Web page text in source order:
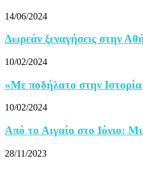
14/06/2024
Δωρεάν ξεναγήσεις στην
10/02/2024
«Με ποδήλατο στην
10/02/2024
Από το Αιγαίο στο Ιόνιο:
28/11/2023